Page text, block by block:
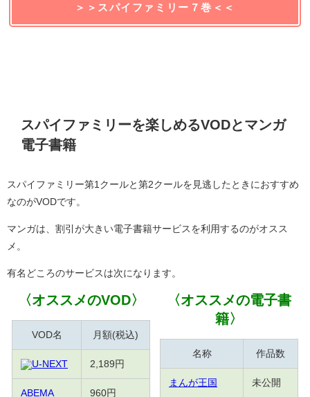
＞＞スパイファミリー７巻＜＜
スパイファミリーを楽しめるVODとマンガ
電子書籍
スパイファミリー第1クールと第2クールを見逃したときにおすすめ
なのがVODです。
マンガは、割引が大きい電子書籍サービスを利用するのがオスス
メ。
有名どころのサービスは次になります。
〈オススメのVOD〉
VOD名 月額(税込)
U-NEXT 2,189円
ABEMA 960円
〈オススメの電子書
籍〉
名称 作品数
まんが王国 未公開